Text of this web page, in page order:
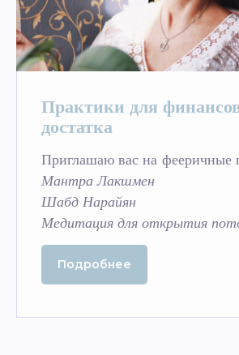
Практики для
достатка
Приглашаю вас на фееричные
Мантра Лакшмен
Шабд Нарайян
Медитация для открытия
Подробнее